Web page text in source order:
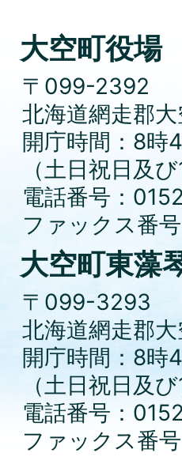
大空町役場
〒099-2392
北海道網走郡
開庁時間：8時
（土日祝日及
電話番号：
ファックス番
大空町東藻
〒099-3293
北海道網走郡
開庁時間：8時
（土日祝日及
電話番号：
ファックス番